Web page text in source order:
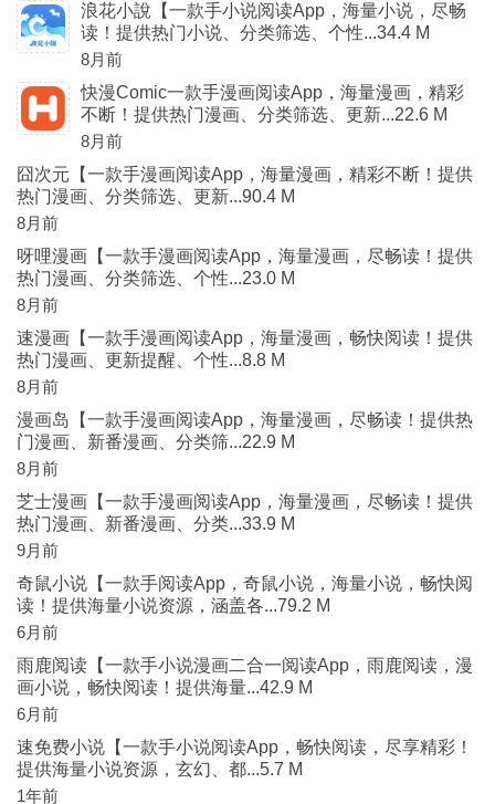
浪花小說【一款手小说阅读App，海量小说，尽畅
读！提供热门小说、分类筛选、个性...34.4 M
8月前
快漫Comic一款手漫画阅读App，海量漫画，精彩
不断！提供热门漫画、分类筛选、更新...22.6 M
8月前
囧次元【一款手漫画阅读App，海量漫画，精彩不断！提供
热门漫画、分类筛选、更新...90.4 M
8月前
呀哩漫画【一款手漫画阅读App，海量漫画，尽畅读！提供
热门漫画、分类筛选、个性...23.0 M
8月前
速漫画【一款手漫画阅读App，海量漫画，畅快阅读！提供
热门漫画、更新提醒、个性...8.8 M
8月前
漫画岛【一款手漫画阅读App，海量漫画，尽畅读！提供热
门漫画、新番漫画、分类筛...22.9 M
8月前
芝士漫画【一款手漫画阅读App，海量漫画，尽畅读！提供
热门漫画、新番漫画、分类...33.9 M
9月前
奇鼠小说【一款手阅读App，奇鼠小说，海量小说，畅快阅
读！提供海量小说资源，涵盖各...79.2 M
6月前
雨鹿阅读【一款手小说漫画二合一阅读App，雨鹿阅读，漫
画小说，畅快阅读！提供海量...42.9 M
6月前
速免费小说【一款手小说阅读App，畅快阅读，尽享精彩！
提供海量小说资源，玄幻、都...5.7 M
1年前